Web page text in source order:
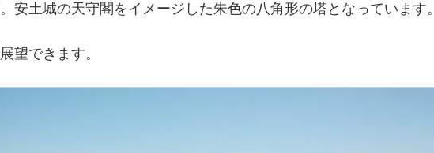
安土城の天守閣をイメージした朱色の八角形の塔となっています。
望できます。